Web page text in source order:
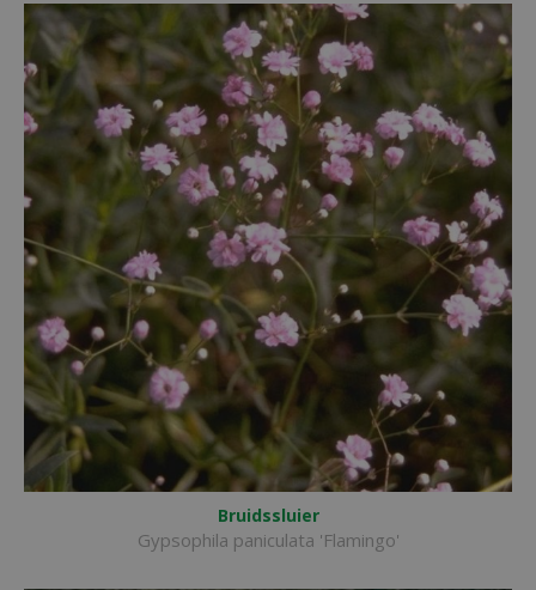
Bruidssluier
Gypsophila paniculata 'Flamingo'